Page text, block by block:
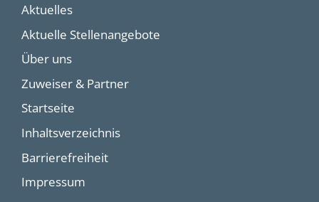
Aktuelles
Aktuelle Stellenangebote
Über uns
Zuweiser & Partner
Startseite
Inhaltsverzeichnis
Barrierefreiheit
Impressum